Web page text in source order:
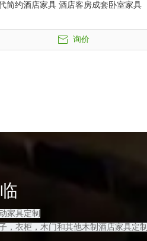
简约酒店家具 酒店客房成套卧室家具
询价
家具定制
，衣柜，木门和其他木制酒店家具定制